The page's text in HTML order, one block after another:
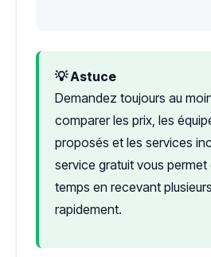
💡 Astuce
Demandez toujours au
comparer les prix, les
proposés et les services
service gratuit vous permet
temps en recevant
rapidement.